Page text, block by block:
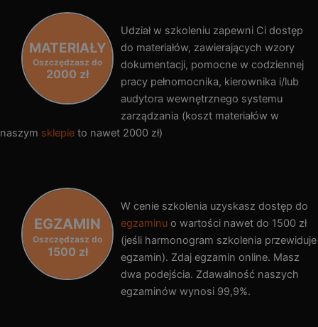
MATERIAŁY
Oszczędzasz do
2000 zł
Udział w szkoleniu zapewni Ci dostęp
do materiałów, zawierających wzory
dokumentacji, pomocne w codziennej
pracy pełnomocnika, kierownika i/lub
audytora wewnętrznego systemu
zarządzania (koszt materiałów w
naszym sklepie to nawet 2000 zł)
EGZAMIN
Oszczędzasz do
1500 zł
W cenie szkolenia uzyskasz dostęp do
egzaminu o wartości nawet do 1500 zł
(jeśli harmonogram szkolenia przewiduje
egzamin). Zdaj egzamin online. Masz
dwa podejścia. Zdawalność naszych
egzaminów wynosi 99,9%.